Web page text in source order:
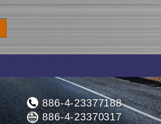
886-4-23377188
886-4-23370317